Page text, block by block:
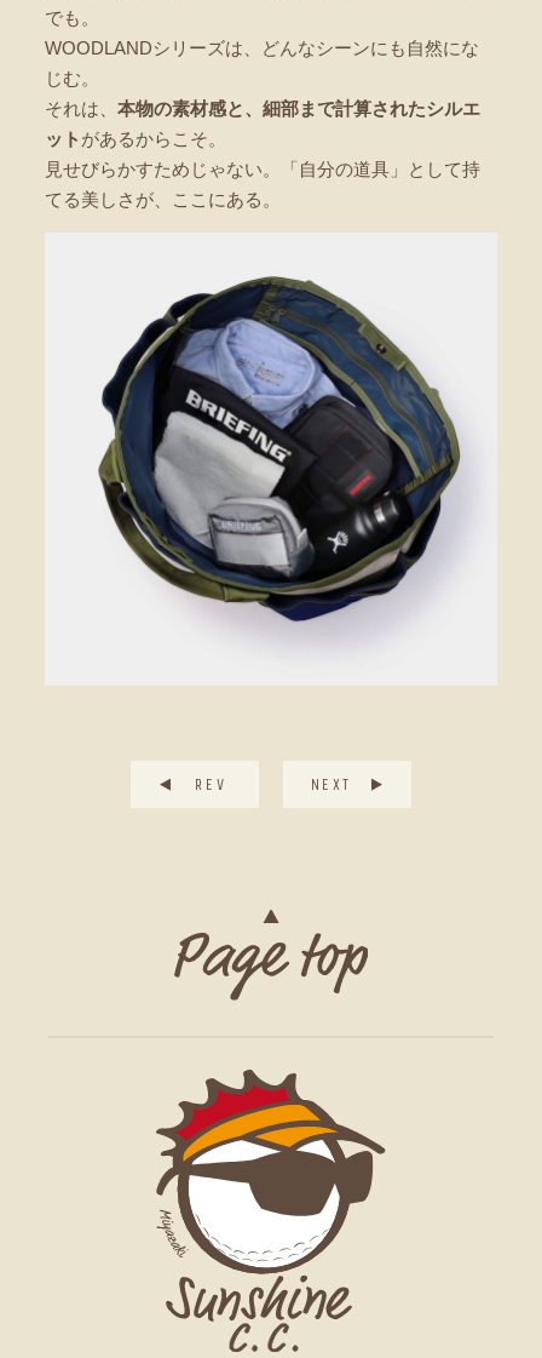
でも。
WOODLANDシリーズは、どんなシーンにも自然にな
じむ。
それは、本物の素材感と、細部まで計算されたシルエ
ット があるからこそ。
見せびらかすためじゃない。「自分の道具」として持
てる美しさが、ここにある。
REV NEXT